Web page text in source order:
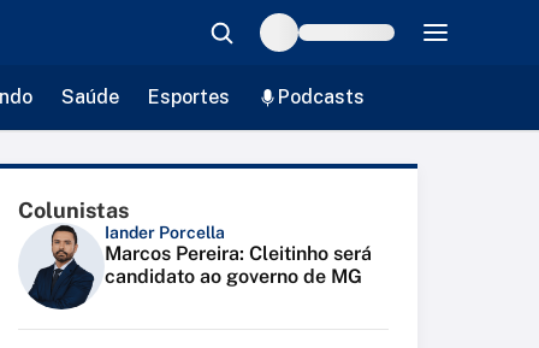
Saúde Esportes Podcasts
Colunistas
Iander Porcella
Marcos Pereira: Cleitinho será
candidato ao governo de MG